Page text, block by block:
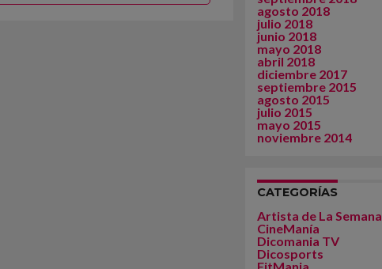
agosto 2018
julio 2018
junio 2018
mayo 2018
abril 2018
diciembre 2017
septiembre 2015
agosto 2015
julio 2015
mayo 2015
noviembre 2014
CATEGORÍAS
Artista de La Semana
CineManía
Dicomania TV
Dicosports